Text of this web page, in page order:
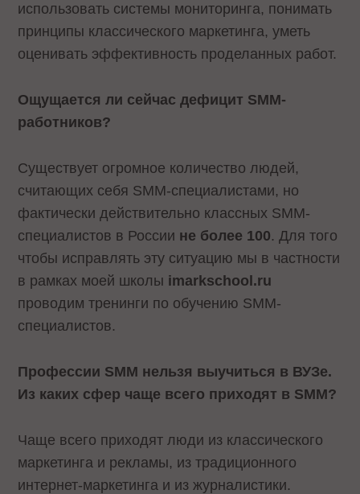
использовать системы мониторинга, понимать
принципы классического маркетинга, уметь
оценивать эффективность проделанных работ.
Ощущается ли сейчас дефицит SMM-
работников?
Существует огромное количество людей,
считающих себя SMM-специалистами, но
фактически действительно классных SMM-
специалистов в России не более 100. Для того
чтобы исправлять эту ситуацию мы в частности
в рамках моей школы imarkschool .ru
проводим тренинги по обучению SMM-
специалистов.
Профессии SMM нельзя выучиться в ВУЗе.
Из каких сфер чаще всего приходят в SMM?
Чаще всего приходят люди из классического
маркетинга и рекламы, из традиционного
интернет-маркетинга и из журналистики.